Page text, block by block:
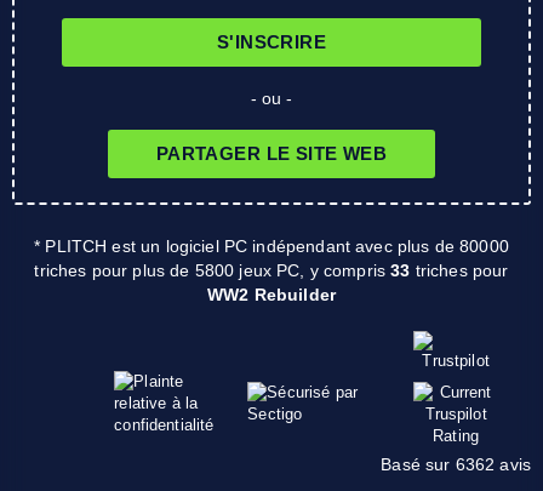
S'INSCRIRE
- ou -
PARTAGER LE SITE WEB
* PLITCH est un logiciel PC indépendant avec plus de 80000
triches pour plus de 5800 jeux PC, y compris33 triches pour
WW2 Rebuilder
Basé sur 6362 avis